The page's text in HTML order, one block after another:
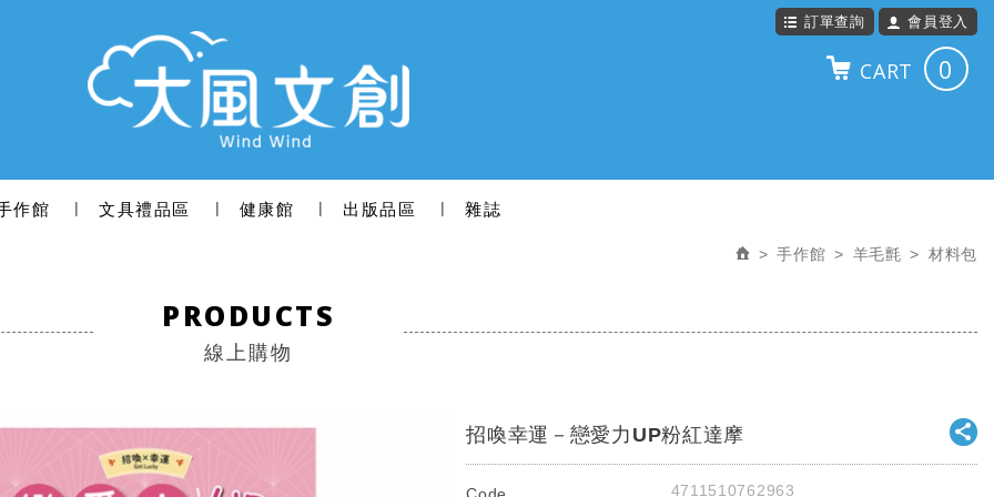
訂單查詢 會員登入
CART 0
作館 文具禮品區 健康館 出版品區 雜誌
手作館 羊毛氈 材料包
PRODUCTS
線上購物
招喚幸運－戀愛力UP粉紅達摩
4711510762963